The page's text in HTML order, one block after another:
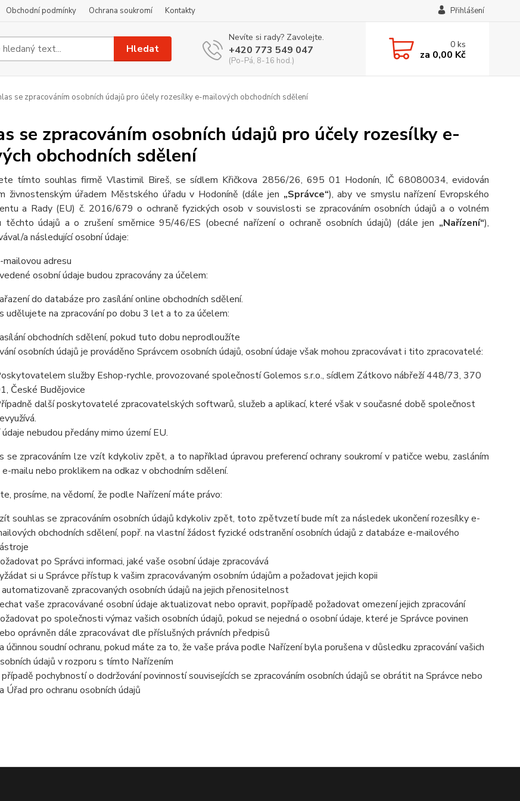
Obchodní podmínky Ochrana soukromí Kontakty Přihlášení
Hledat
Nevíte si rady? Zavolejte.
+420 773 549 047
(Po-Pá, 8-16 hod.)
0ks
za 0,00 Kč
se zpracováním osobních údajů pro účely rozesílky e-mailových obchodních sdělení
se zpracováním osobních údajů pro účely rozesílky e-
obchodních sdělení
tímto souhlas firmě Vlastimil Bireš, se sídlem Křičkova 2856/26, 695 01 Hodonín, IČ 68080034, evidován
živnostenským úřadem Městského úřadu v Hodoníně (dále jen „Správce“), aby ve smyslu nařízení Evropského
a Rady (EU) č. 2016/679 o ochraně fyzických osob v souvislosti se zpracováním osobních údajů a o volném
těchto údajů a o zrušení směrnice 95/46/ES (obecné nařízení o ochraně osobních údajů) (dále jen „Nařízení“),
a následující osobní údaje:
mailovou adresu
osobní údaje budou zpracovány za účelem:
do databáze pro zasílání online obchodních sdělení.
udělujete na zpracování po dobu 3 let a to za účelem:
obchodních sdělení, pokud tuto dobu neprodloužíte
osobních údajů je prováděno Správcem osobních údajů, osobní údaje však mohou zpracovávat i tito zpracovatelé:
služby Eshop-rychle, provozované společností Golemos s.r.o., sídlem Zátkovo nábřeží 448/73, 370
České Budějovice
další poskytovatelé zpracovatelských softwarů, služeb a aplikací, které však v současné době společnost
nebudou předány mimo území EU.
se zpracováním lze vzít kdykoliv zpět, a to například úpravou preferencí ochrany soukromí v patičce webu, zasláním
e-mailu nebo proklikem na odkaz v obchodním sdělení.
prosíme, na vědomí, že podle Nařízení máte právo:
souhlas se zpracováním osobních údajů kdykoliv zpět, toto zpětvzetí bude mít za následek ukončení rozesílky e-
obchodních sdělení, popř. na vlastní žádost fyzické odstranění osobních údajů z databáze e-mailového
po Správci informaci, jaké vaše osobní údaje zpracovává
si u Správce přístup k vašim zpracovávaným osobním údajům a požadovat jejich kopii
automatizovaně zpracovaných osobních údajů na jejich přenositelnost
vaše zpracovávané osobní údaje aktualizovat nebo opravit, popřípadě požadovat omezení jejich zpracování
po společnosti výmaz vašich osobních údajů, pokud se nejedná o osobní údaje, které je Správce povinen
oprávněn dále zpracovávat dle příslušných právních předpisů
účinnou soudní ochranu, pokud máte za to, že vaše práva podle Nařízení byla porušena v důsledku zpracování vašich
údajů v rozporu s tímto Nařízením
pochybností o dodržování povinností souvisejících se zpracováním osobních údajů se obrátit na Správce nebo
Úřad pro ochranu osobních údajů